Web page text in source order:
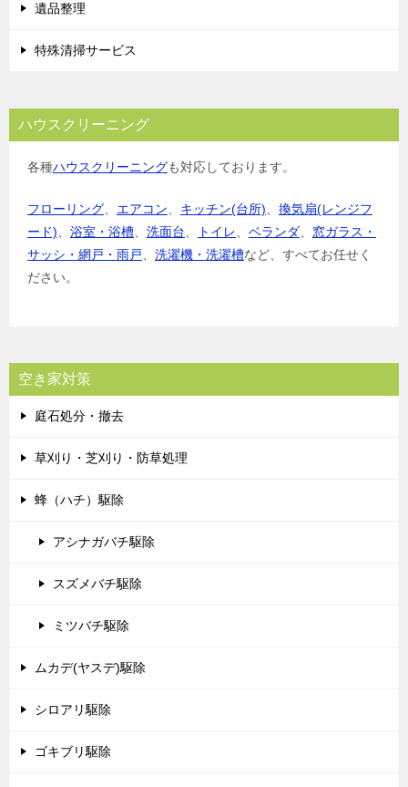
遺品整理
特殊清掃サービス
ハウスクリーニング
各種ハウスクリーニングも対応しております。
フローリング、 エアコン、 キッチン(台所)、 換気扇(レンジフ
ード)、 浴室・浴槽、 洗面台、 トイレ、 ベランダ、 窓ガラス・
サッシ・網戸・雨戸、 洗濯機・洗濯槽など、すべてお任せく
ださい。
空き家対策
庭石処分・撤去
草刈り・芝刈り・防草処理
蜂（ハチ）駆除
アシナガバチ駆除
スズメバチ駆除
ミツバチ駆除
ムカデ(ヤスデ)駆除
シロアリ駆除
ゴキブリ駆除